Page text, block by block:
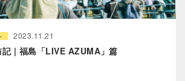
2023.11.21
| 福島「LIVE AZUMA」篇